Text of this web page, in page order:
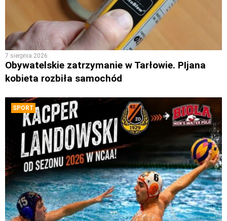
7 sierpnia 2026
Obywatelskie zatrzymanie w Tarłowie. PIjana
kobieta rozbiła samochód
SPORT